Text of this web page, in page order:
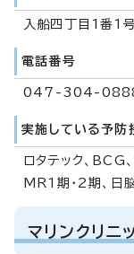
入船四丁目1番1
電話番号
047-304-
実施している予防
ロタテック、BCG
MR1期・2期、日
マリンクリニ